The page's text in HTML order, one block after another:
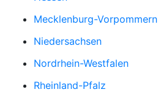
Mecklenburg-Vorpommern
Niedersachsen
Nordrhein-Westfalen
Rheinland-Pfalz